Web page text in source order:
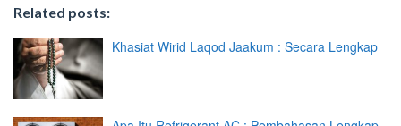
Related posts:
Khasiat Wirid Laqod Jaakum : Secara Lengkap